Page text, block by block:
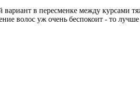
в пересменке между курсами
волос уж очень беспокоит - то